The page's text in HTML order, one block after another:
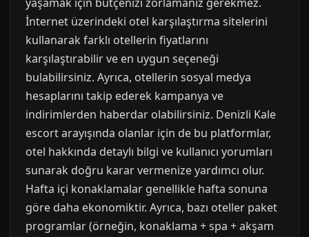
İnternet üzerindeki otel karşılaştırma sitelerini
kullanarak farklı otellerin fiyatlarını
karşılaştırabilir ve en uygun seçeneği
bulabilirsiniz. Ayrıca, otellerin sosyal medya
hesaplarını takip ederek kampanya ve
indirimlerden haberdar olabilirsiniz. Denizli Kale
escort arayışında olanlar için de bu platformlar,
otel hakkında detaylı bilgi ve kullanıcı yorumları
sunarak doğru karar vermenize yardımcı olur.
Hafta içi konaklamalar genellikle hafta sonuna
göre daha ekonomiktir. Ayrıca, bazı oteller paket
programlar (örneğin, konaklama + spa + akşam